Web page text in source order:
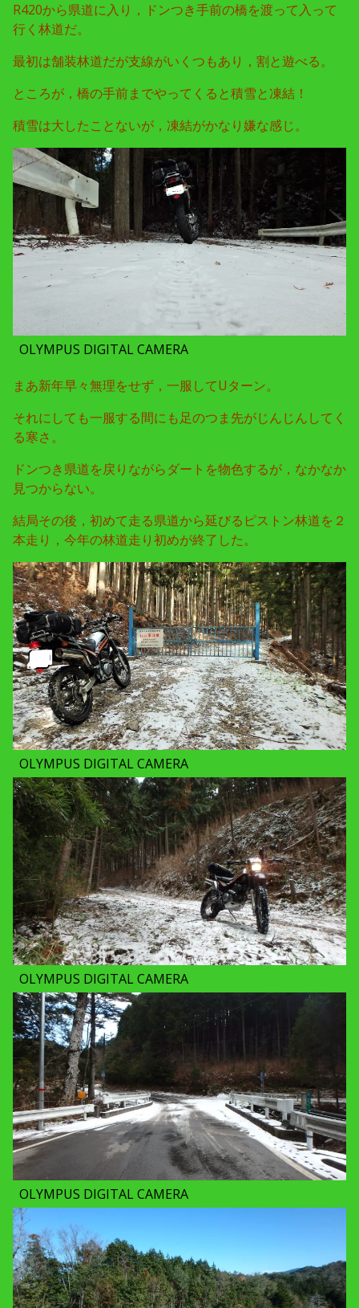
R420から県道に入り，ドンつき手前の橋を渡って入って
行く林道だ。
最初は舗装林道だが支線がいくつもあり，割と遊べる。
ところが，橋の手前までやってくると積雪と凍結！
積雪は大したことないが，凍結がかなり嫌な感じ。
OLYMPUS DIGITAL CAMERA
まあ新年早々無理をせず，一服してUターン。
それにしても一服する間にも足のつま先がじんじんしてく
る寒さ。
ドンつき県道を戻りながらダートを物色するが，なかなか
見つからない。
結局その後，初めて走る県道から延びるピストン林道を２
本走り，今年の林道走り初めが終了した。
OLYMPUS DIGITAL CAMERA
OLYMPUS DIGITAL CAMERA
OLYMPUS DIGITAL CAMERA